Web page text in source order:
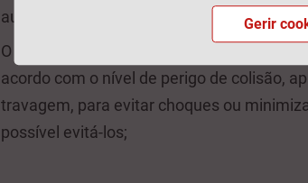
autónoma, conforme necessário.
O condutor é avisado de forma visual e
acordo com o nível de perigo de colisão,
travagem, para evitar choques ou
possível evitá-los;
Gerir